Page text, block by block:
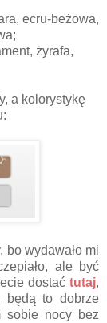
ecru-beżowa,
żyrafa,
a kolorystykę
bo wydawało mi
ale być
dostać tutaj,
będą to dobrze
sobie nocy bez